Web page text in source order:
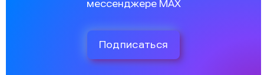
мессенджере MAX
Подписаться